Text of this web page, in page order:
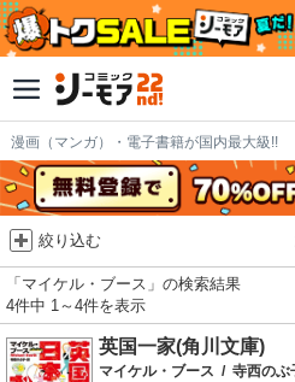
漫画（マンガ）・電子書籍が国内最大級!!
絞り込む
「マイケル・ブース」の検索結果
4件中 1～4件を表示
英国一家(角川文庫)
マイケル・ブース / 寺西のぶ